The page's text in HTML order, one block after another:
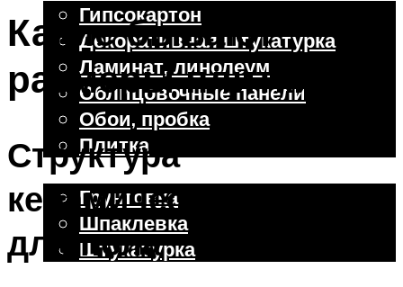
Гипсокартон
Декоративная штукатурка
Ламинат, линолеум
Облицовочные панели
Обои, пробка
Плитка
Отделочные работы
Грунтовка
Шпаклевка
Штукатурка
Какие бывают
размеры плитки
Структура
керамической плитки
для пола